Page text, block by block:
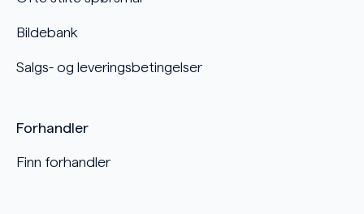
Bildebank
Salgs- og leveringsbetingelser
Forhandler
Finn forhandler